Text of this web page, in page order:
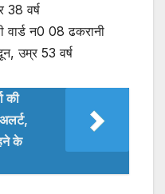
38 वर्ष
वार्ड न0 08 ढकरानी
उम्र 53 वर्ष
की
के